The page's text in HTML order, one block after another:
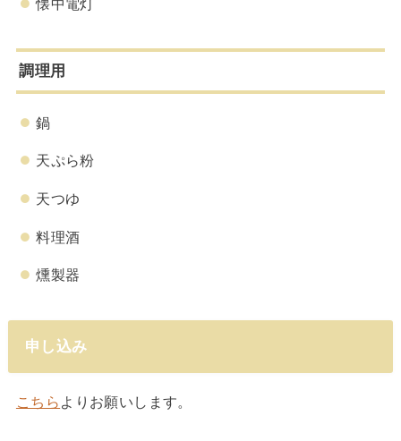
懐中電灯
調理用
鍋
天ぷら粉
天つゆ
料理酒
燻製器
申し込み
こちら よりお願いします。